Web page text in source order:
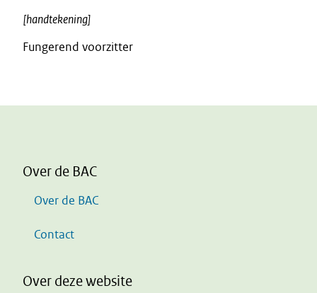
[handtekening]
Fungerend voorzitter
Over de BAC
Over de BAC
Contact
Over deze website